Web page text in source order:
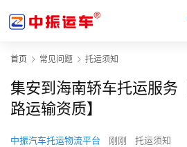
首页 常见问题 托运须知
集安到海南轿车托运服务
路运输资质】
中振汽车托运物流平台 刚刚 托运须知